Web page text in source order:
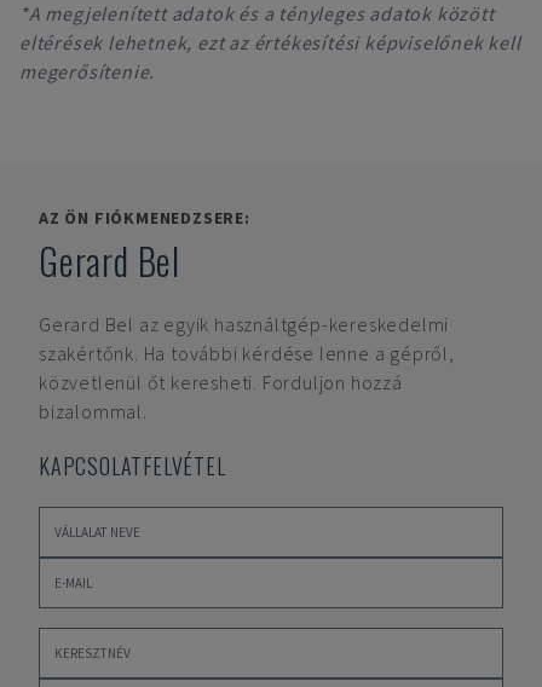
*A megjelenített adatok és a tényleges adatok között
eltérések lehetnek, ezt az értékesítési képviselőnek kell
megerősítenie.
AZ ÖN FIÓKMENEDZSERE:
Gerard Bel
Gerard Bel az egyik használtgép-kereskedelmi
szakértőnk. Ha további kérdése lenne a gépről,
közvetlenül őt keresheti. Forduljon hozzá
bizalommal.
KAPCSOLATFELVÉTEL